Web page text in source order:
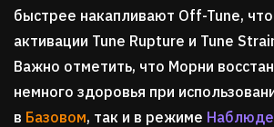
быстрее накапливают Off-Tune,
активации Tune Rupture и Tune
Важно отметить, что Морни
немного здоровья при
в Базовом, так и в режиме